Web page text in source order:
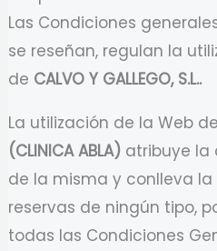
Las Condiciones
se reseñan, regulan la
de CALVO Y GALLEGO, S.L..
La utilización de la Web de
(CLINICA ABLA) atribuye la
de la misma y conlleva
reservas de ningún tipo,
todas las Condiciones